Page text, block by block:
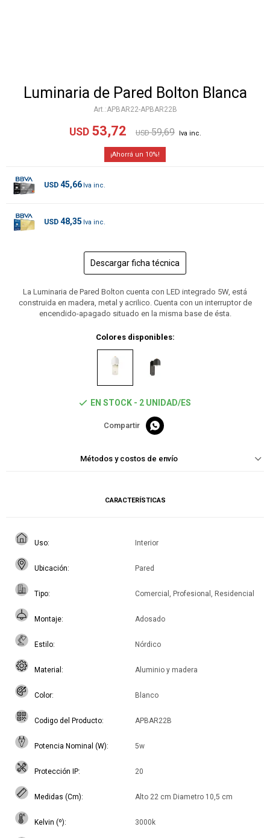
Luminaria de Pared Bolton Blanca
APBAR22-APBAR22B
USD 53,72 USD 59,69
10
USD 45,66
USD 48,35
Descargar ficha técnica
La Luminaria de Pared Bolton cuenta con LED integrado 5W, está
construida en madera, metal y acrilico. Cuenta con un interruptor de
encendido-apagado situado en la misma base de ésta.
Colores disponibles:
EN STOCK - 2 UNIDAD/ES

Métodos y costos de envío
CARACTERÍSTICAS
Uso Interior
Ubicación Pared
Tipo Comercial, Profesional, Residencial
Montaje Adosado
Estilo Nórdico
Material Aluminio y madera
Color Blanco
Codigo del Producto APBAR22B
Potencia Nominal (W) 5w
Protección IP 20
Medidas (Cm) Alto 22 cm Diametro 10,5 cm
Kelvin (º) 3000k